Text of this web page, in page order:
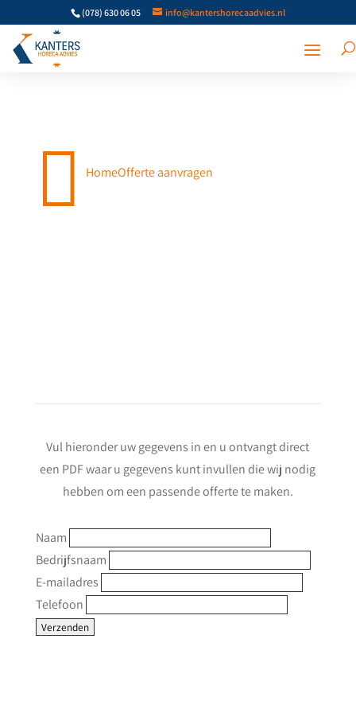
(078) 630 06 05 info@kantershorecaadvies.nl
 HomeOfferte aanvragen
Vul hieronder uw gegevens in en u ontvangt direct
een PDF waar u gegevens kunt invullen die wij nodig
hebben om een passende offerte te maken.
Naam
Bedrijfsnaam
E-mailadres
Telefoon